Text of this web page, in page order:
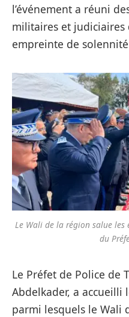
l’événement a réuni
militaires et judiciaires
empreinte de
Le Wali de la région salue les
du
Le Préfet de Police de
Abdelkader, a accueilli
parmi lesquels le Wali